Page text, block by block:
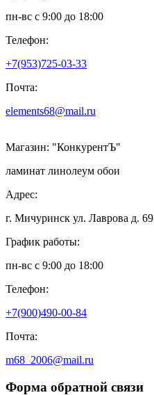
пн-вс с 9:00 до 18:00
Телефон:
+7(953)725-03-33
Почта:
elements68@mail.ru
Магазин: "КонкурентЪ"
ламинат линолеум обои
Адрес:
г. Мичуринск ул. Лаврова д. 69
График работы:
пн-вс с 9:00 до 18:00
Телефон:
+7(900)490-00-84
Почта:
m68_2006@mail.ru
Форма обратной связи